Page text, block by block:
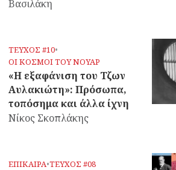
Βασιλάκη
ΤΕΥΧΟΣ #10•
OΙ ΚΟΣΜΟΙ ΤΟΥ ΝΟΥΑΡ
«Η εξαφάνιση του Τζων
Αυλακιώτη»: Πρόσωπα,
τοπόσημα και άλλα ίχνη
Νίκος Σκοπλάκης
ΕΠΙΚΑΙΡΑ•ΤΕΥΧΟΣ #08